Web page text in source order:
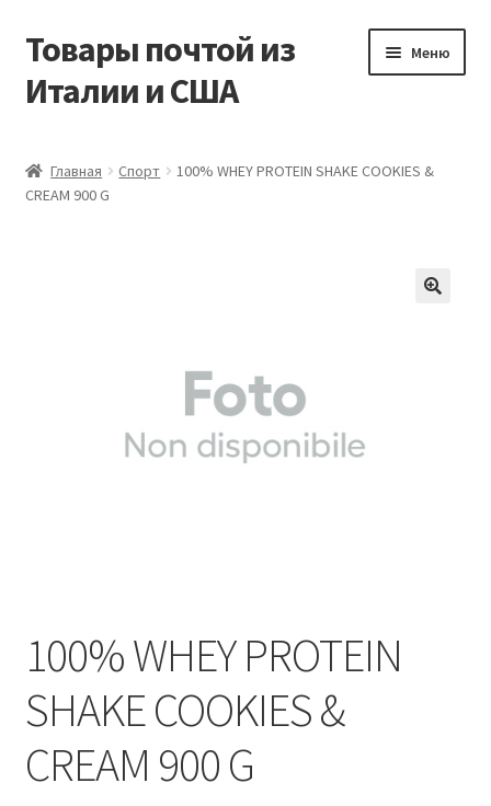
Перейти
навигации
Перейти
содержимому
Товары почтой из
Италии и США
Меню
Контакты
Главная Спорт
100% WHEY PROTEIN SHAKE COOKIES &
CREAM 900 G
100% WHEY PROTEIN
SHAKE COOKIES &
CREAM 900 G